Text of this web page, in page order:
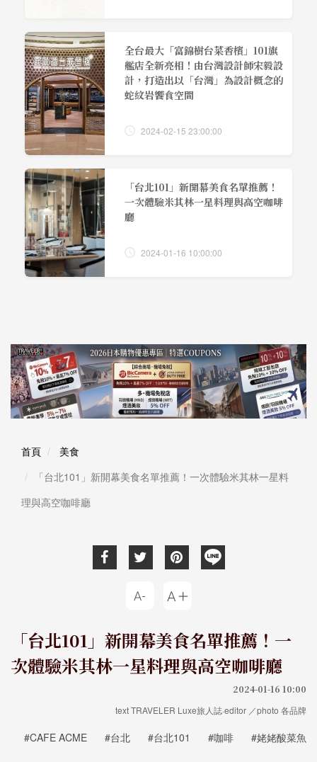
全台最大「富錦樹台菜香檳」101旗
艦店全新亮相！由台灣設計師宋毅設
計，打造出以「台灣」為設計概念的
蛇紋岩饗食空間
2024-02-15 23:00:00
「台北101」新開幕美食名單推薦！
一次體驗米其林一星料理與高空咖啡
廳
2024-01-16 10:00:00
首頁
美食
「台北101」新開幕美食名單推薦！一次體驗米其林一星料
理與高空咖啡廳
「台北101」新開幕美食名單推薦！一
次體驗米其林一星料理與高空咖啡廳
2024-01-16 10:00
text TRAVELER Luxe旅人誌·editor ／photo 各品牌
#CAFE ACME #台北 #台北101 #咖啡 #姥姥酸菜魚